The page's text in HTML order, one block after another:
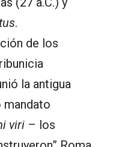
.
de los
la antigua
mandato
viri – los